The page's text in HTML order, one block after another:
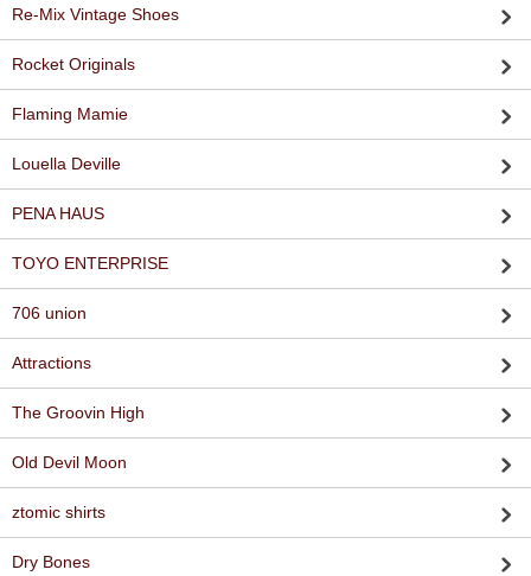
Re-Mix Vintage Shoes
Rocket Originals
Flaming Mamie
Louella Deville
PENA HAUS
TOYO ENTERPRISE
706 union
Attractions
The Groovin High
Old Devil Moon
ztomic shirts
Dry Bones